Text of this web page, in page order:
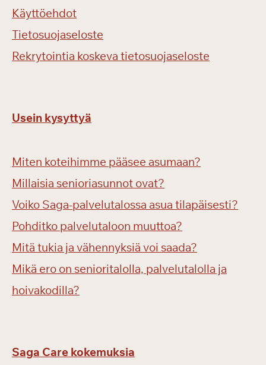
Käyttöehdot
Tietosuojaseloste
Rekrytointia koskeva tietosuojaseloste
Usein kysyttyä
Miten koteihimme pääsee asumaan?
Millaisia senioriasunnot ovat?
Voiko Saga-palvelutalossa asua tilapäisesti?
Pohditko palvelutaloon muuttoa?
Mitä tukia ja vähennyksiä voi saada?
Mikä ero on senioritalolla, palvelutalolla ja
hoivakodilla?
Saga Care kokemuksia